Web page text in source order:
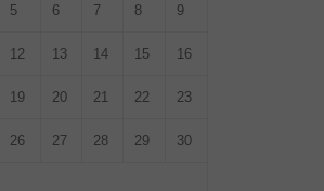
5 6 7 8 9
12 13 14 15 16
19 20 21 22 23
26 27 28 29 30